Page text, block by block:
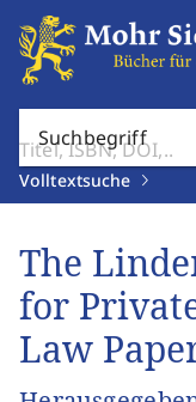
Suchbegriff
Volltextsuche
The
for
Law